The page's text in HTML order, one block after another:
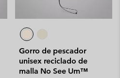
Gorro de pescador
unisex reciclado de
malla No See Um™